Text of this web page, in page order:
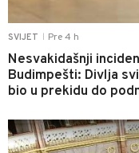
SVIJET Pre 4 h
Nesvakidašnji
Budimpešti: Divlja
bio u prekidu do